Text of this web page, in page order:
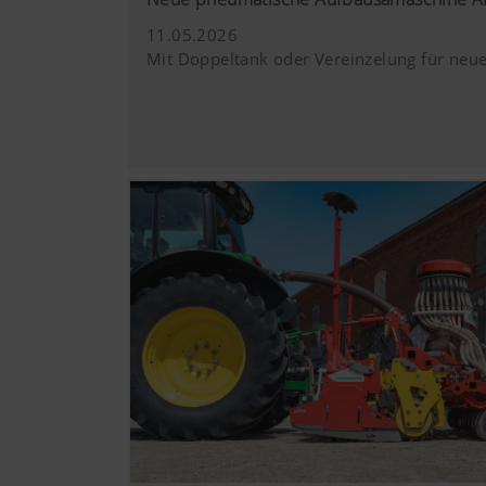
11.05.2026
Mit Doppeltank oder Vereinzelung für